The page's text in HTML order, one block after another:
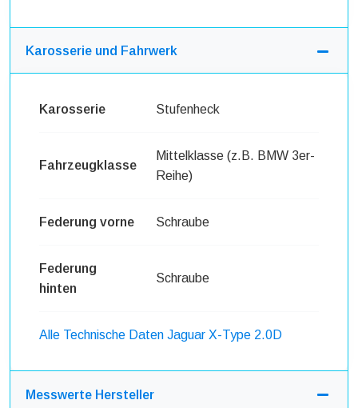
Karosserie und Fahrwerk
Karosserie Stufenheck
Fahrzeugklasse
Mittelklasse (z.B. BMW 3er-
Reihe)
Federung vorne Schraube
Federung
hinten
Schraube
Alle Technische Daten Jaguar X-Type 2.0D
Messwerte Hersteller